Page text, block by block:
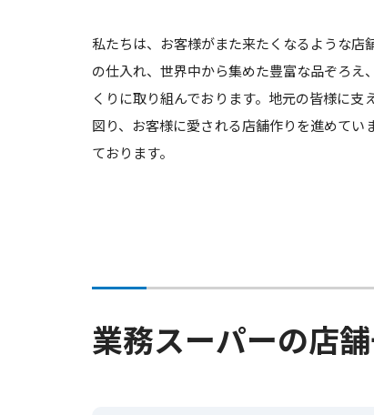
私たちは、お客様がまた来たくなるような店
の仕入れ、世界中から集めた豊富な品ぞろ
くりに取り組んでおります。地元の皆様に
図り、お客様に愛される店舗作りを進めて
ております。
業務スーパーの店